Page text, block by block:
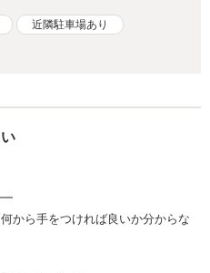
近隣駐車場あり
から手をつければ良いか分からな